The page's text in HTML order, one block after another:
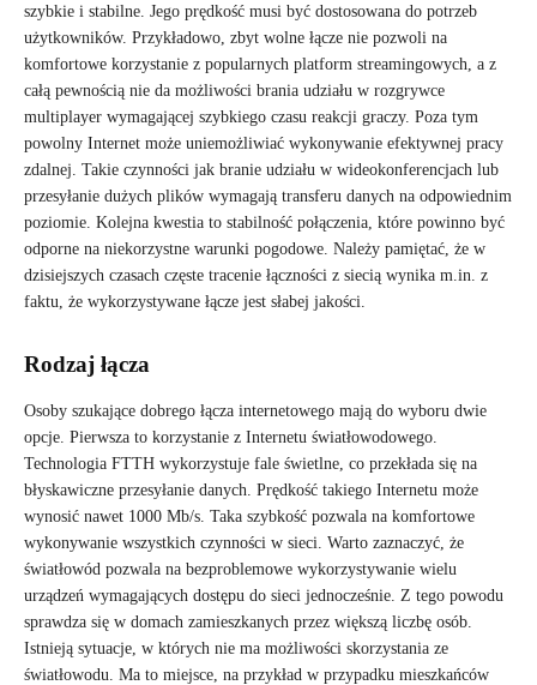
szybkie i stabilne. Jego prędkość musi być dostosowana do potrzeb
użytkowników. Przykładowo, zbyt wolne łącze nie pozwoli na
komfortowe korzystanie z popularnych platform streamingowych, a z
całą pewnością nie da możliwości brania udziału w rozgrywce
multiplayer wymagającej szybkiego czasu reakcji graczy. Poza tym
powolny Internet może uniemożliwiać wykonywanie efektywnej pracy
zdalnej. Takie czynności jak branie udziału w wideokonferencjach lub
przesyłanie dużych plików wymagają transferu danych na odpowiednim
poziomie. Kolejna kwestia to stabilność połączenia, które powinno być
odporne na niekorzystne warunki pogodowe. Należy pamiętać, że w
dzisiejszych czasach częste tracenie łączności z siecią wynika m.in. z
faktu, że wykorzystywane łącze jest słabej jakości.
Rodzaj łącza
Osoby szukające dobrego łącza internetowego mają do wyboru dwie
opcje. Pierwsza to korzystanie z Internetu światłowodowego.
Technologia FTTH wykorzystuje fale świetlne, co przekłada się na
błyskawiczne przesyłanie danych. Prędkość takiego Internetu może
wynosić nawet 1000 Mb/s. Taka szybkość pozwala na komfortowe
wykonywanie wszystkich czynności w sieci. Warto zaznaczyć, że
światłowód pozwala na bezproblemowe wykorzystywanie wielu
urządzeń wymagających dostępu do sieci jednocześnie. Z tego powodu
sprawdza się w domach zamieszkanych przez większą liczbę osób.
Istnieją sytuacje, w których nie ma możliwości skorzystania ze
światłowodu. Ma to miejsce, na przykład w przypadku mieszkańców